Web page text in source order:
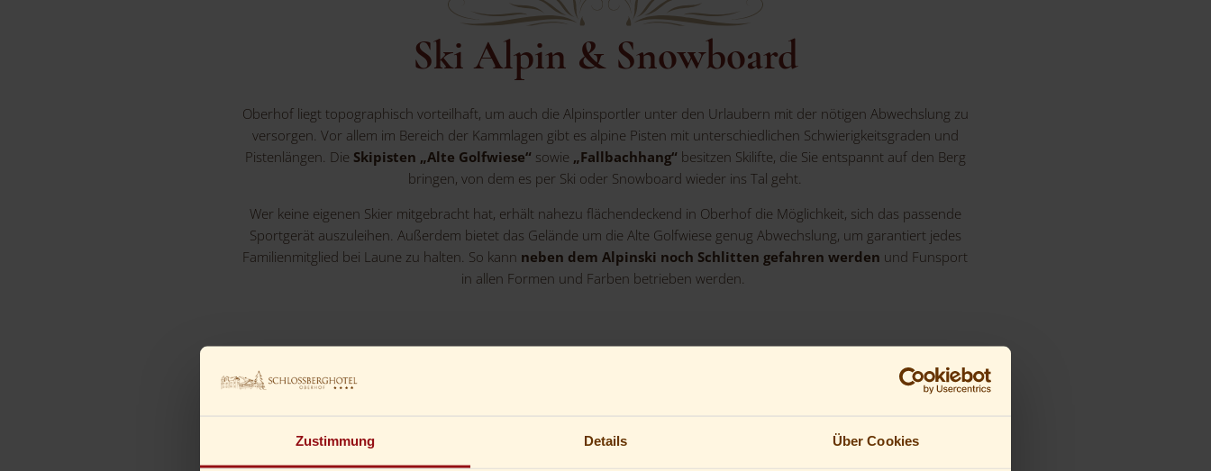
Zustimmung Details Über Cookies
Ski Alpin & Snowboard
Oberhof liegt topographisch vorteilhaft, um auch die Alpinsportler unter den Urlaubern mit der nötigen Abwechslung zu
versorgen. Vor allem im Bereich der Kammlagen gibt es alpine Pisten mit unterschiedlichen Schwierigkeitsgraden und
Pistenlängen. Die Skipisten „Alte Golfwiese“ sowie „Fallbachhang“ besitzen Skilifte, die Sie entspannt auf den Berg
bringen, von dem es per Ski oder Snowboard wieder ins Tal geht.
Wer keine eigenen Skier mitgebracht hat, erhält nahezu flächendeckend in Oberhof die Möglichkeit, sich das passende
Sportgerät auszuleihen. Außerdem bietet das Gelände um die Alte Golfwiese genug Abwechslung, um garantiert jedes
Familienmitglied bei Laune zu halten. So kann neben dem Alpinski noch Schlitten gefahren werden und Funsport
in allen Formen und Farben betrieben werden.